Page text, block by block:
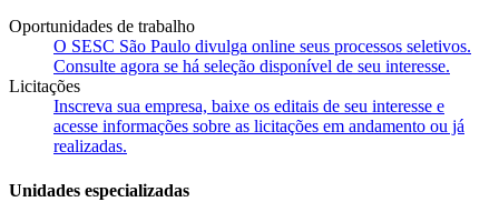
Oportunidades de trabalho
O SESC São Paulo divulga online seus processos seletivos.
Consulte agora se há seleção disponível de seu interesse.
Licitações
Inscreva sua empresa, baixe os editais de seu interesse e
acesse informações sobre as licitações em andamento ou já
realizadas.
Unidades especializadas